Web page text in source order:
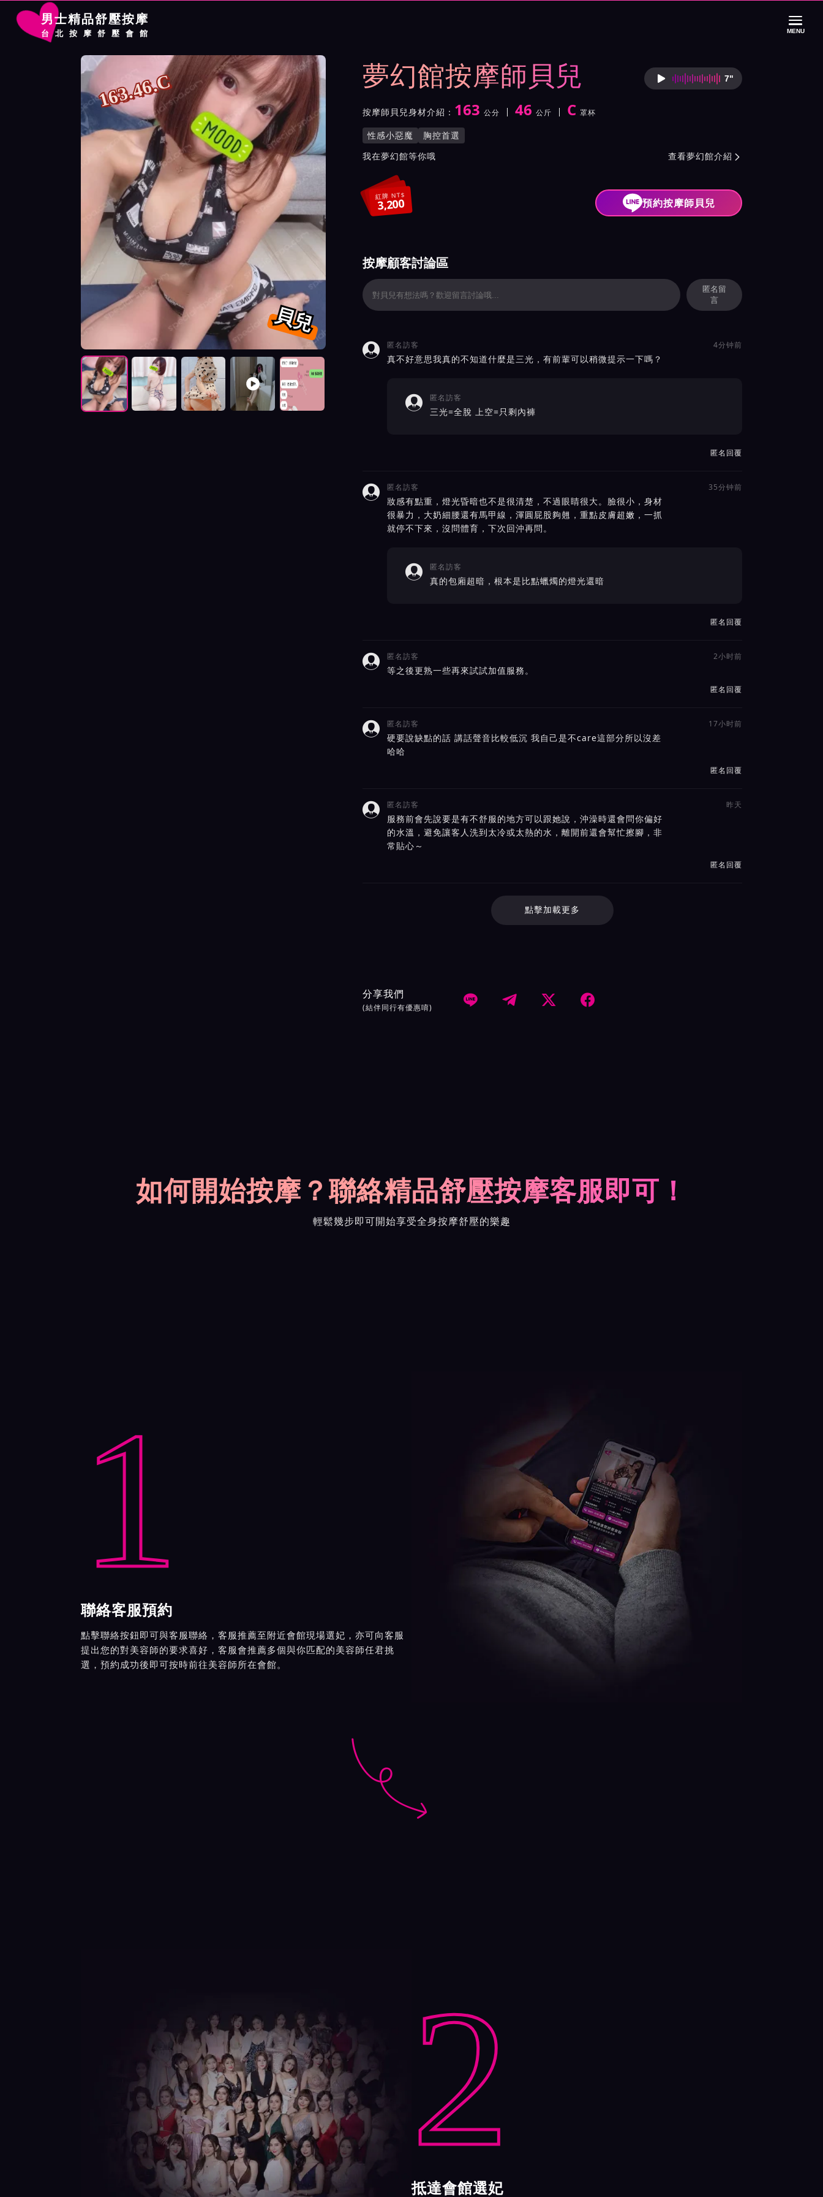
男士精品舒壓按摩
台北按摩舒壓會館 MENU
夢幻館按摩師貝兒詳細介紹
夢幻館按摩師貝兒 按摩師貝兒語音介
7"
按摩師貝兒身材介紹： 身高
163 公分
體重 46 公斤
罩杯 C 罩杯
按摩師貝兒服務風格與特色
性感小惡魔 胸控首選
按摩師貝兒所屬按摩會館介紹與班表
我在夢幻館等你哦 查看夢幻館介紹 
紅牌 NT$
3,200 預約按摩師貝兒
夢幻館按摩師貝兒照片展示與影片介紹及客戶評價截屏
貝兒
163.46.C
按摩師貝兒照片展示與影片介紹及客戶評價截屏展示
按摩顧客討論區
匿名留
言
 匿名訪客 4分钟前
真不好意思我真的不知道什麼是三光，有前輩可以稍微提示一下嗎？
 匿名訪客
三光=全脫 上空=只剩內褲
匿名回覆
 匿名訪客 35分钟前
妝感有點重，燈光昏暗也不是很清楚，不過眼睛很大。臉很小，身材
很暴力，大奶細腰還有馬甲線，渾圓屁股夠翹，重點皮膚超嫩，一抓
就停不下來，沒問體育，下次回沖再問。
 匿名訪客
真的包廂超暗，根本是比點蠟燭的燈光還暗
匿名回覆
 匿名訪客 2小时前
等之後更熟一些再來試試加值服務。
匿名回覆
 匿名訪客 17小时前
硬要說缺點的話 講話聲音比較低沉 我自己是不care這部分所以沒差
哈哈
匿名回覆
 匿名訪客 昨天
服務前會先說要是有不舒服的地方可以跟她說，沖澡時還會問你偏好
的水溫，避免讓客人洗到太冷或太熱的水，離開前還會幫忙擦腳，非
常貼心～
匿名回覆
點擊加載更多
分享我們
(結伴同行有優惠唷)
   
如何開始按摩？聯絡精品舒壓按摩客服即可！
輕鬆幾步即可開始享受全身按摩舒壓的樂趣
1
聯絡客服預約
點擊聯絡按鈕即可與客服聯絡，客服推薦至附近會館現場選妃，亦可向客服
提出您的對美容師的要求喜好，客服會推薦多個與你匹配的美容師任君挑
選，預約成功後即可按時前往美容師所在會館。

2
抵達會館選妃